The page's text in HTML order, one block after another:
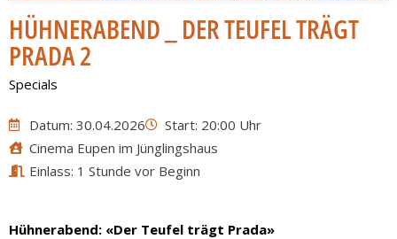
HÜHNERABEND _ DER TEUFEL TRÄGT
PRADA 2
Specials
Datum: 30.04.2026
Start: 20:00 Uhr
Cinema Eupen im Jünglingshaus
Einlass: 1 Stunde vor Beginn
Hühnerabend: «Der Teufel trägt Prada»